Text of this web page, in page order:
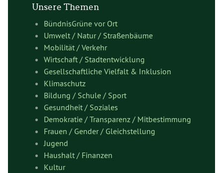
Unsere Themen
BündnisGrüne vor Ort
Umwelt / Natur / Straßenbäume
Mobilität / Verkehr
Wirtschaft / Stadtentwicklung
Gesellschaftliche Vielfalt & Inklusion
Klimaschutz
Bildung / Schule / Sport
Gesundheit / Soziales
Demokratie / Transparenz / Mitbestimmung
Frauen / Gender / Gleichstellung
Jugend
Haushalt / Finanzen
Kultur